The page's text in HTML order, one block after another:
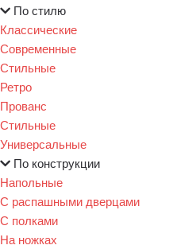
По стилю
Классические
Современные
Стильные
Ретро
Прованс
Стильные
Универсальные
По конструкции
Напольные
С распашными дверцами
С полками
На ножках